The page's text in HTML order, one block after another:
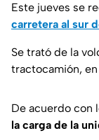
Este jueves se
carretera al sur
Se trató de la
tractocamión, en
De acuerdo con
la carga de la